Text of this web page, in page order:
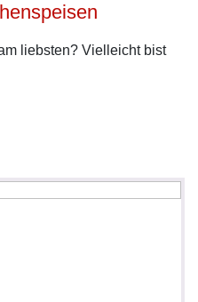
liebsten? Vielleicht bist